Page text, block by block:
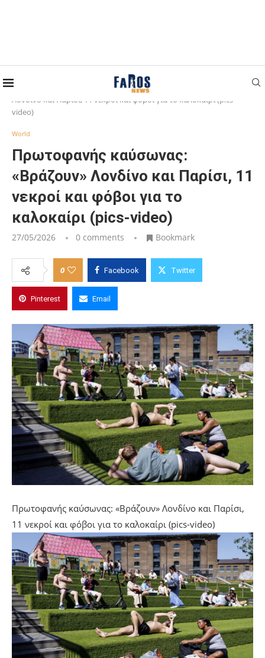
Home
Πρωτοφανής καύσωνας: «Βράζουν»
Λονδίνο και Παρίσι, 11 νεκροί και φόβοι για το καλοκαίρι (pics-
video)
World
Πρωτοφανής καύσωνας:
«Βράζουν» Λονδίνο και Παρίσι, 11
νεκροί και φόβοι για το
καλοκαίρι (pics-video)
27/05/2026 0 comments Bookmark
0 Facebook Twitter
Pinterest Email
Πρωτοφανής καύσωνας: «Βράζουν» Λονδίνο και Παρίσι,
11 νεκροί και φόβοι για το καλοκαίρι (pics-video)